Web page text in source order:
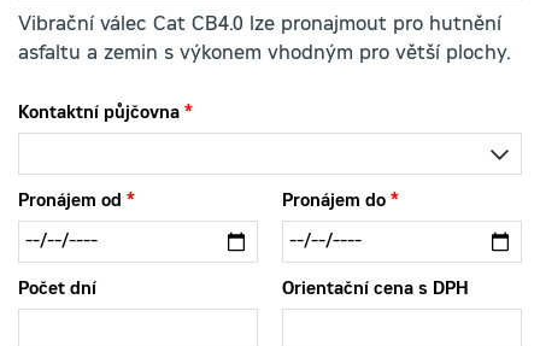
Vibrační válec Cat CB4.0 lze pronajmout pro hutnění
asfaltu a zemin s výkonem vhodným pro větší plochy.
Kontaktní půjčovna
Pronájem od Pronájem do
Počet dní Orientační cena s DPH